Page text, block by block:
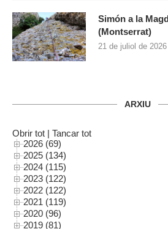
Simón a la
(Montserrat)
21 de juliol de 2026
ARXIU
Obrir tot | Tancar tot
2026 (69)
2025 (134)
2024 (115)
2023 (122)
2022 (122)
2021 (119)
2020 (96)
2019 (81)